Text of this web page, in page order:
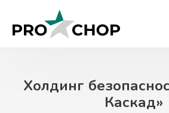
content
Холдинг
Каскад»